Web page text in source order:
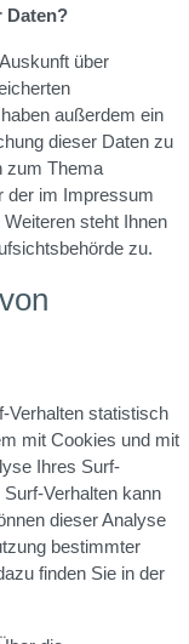
Daten?
über
außerdem ein
dieser Daten zu
zum Thema
der im Impressum
steht Ihnen
zu.
Verhalten statistisch
mit Cookies und mit
Ihres Surf-
Verhalten kann
dieser Analyse
bestimmter
finden Sie in der